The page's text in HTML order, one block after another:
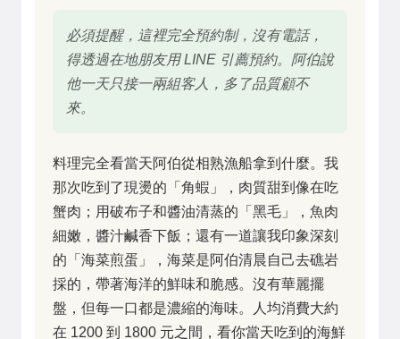
必須提醒，這裡完全預約制，沒有電話，
得透過在地朋友用 LINE 引薦預約。阿伯說
他一天只接一兩組客人，多了品質顧不
來。
料理完全看當天阿伯從相熟漁船拿到什麼。我
那次吃到了現燙的「角蝦」，肉質甜到像在吃
蟹肉；用破布子和醬油清蒸的「黑毛」，魚肉
細嫩，醬汁鹹香下飯；還有一道讓我印象深刻
的「海菜煎蛋」，海菜是阿伯清晨自己去礁岩
採的，帶著海洋的鮮味和脆感。沒有華麗擺
盤，但每一口都是濃縮的海味。人均消費大約
在 1200 到 1800 元之間，看你當天吃到的海鮮